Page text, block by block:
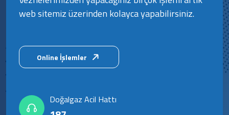
web sitemiz üzerinden kolayca yapabilirsiniz.
Online İşlemler
Doğalgaz Acil Hattı